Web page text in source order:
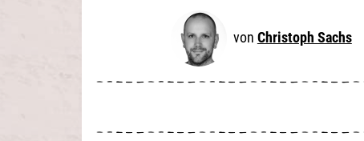
Christoph Sachs